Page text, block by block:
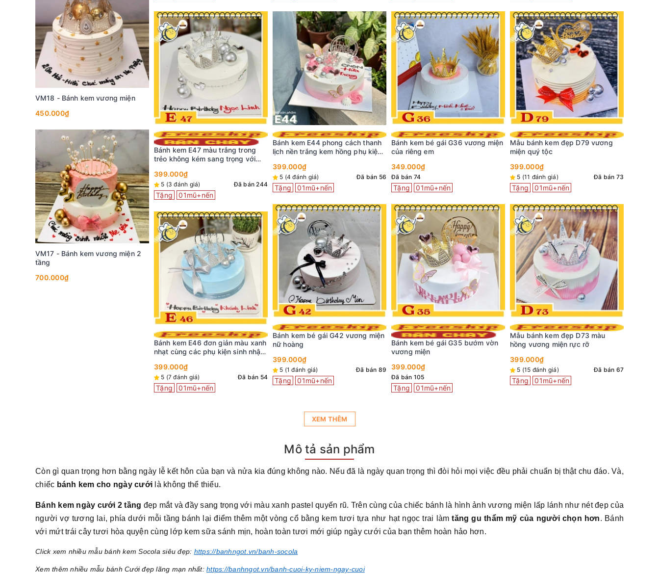
VM18 - Bánh kem vương miện
450.000₫
VM17 - Bánh kem vương miện 2
tầng
700.000₫
Bánh kem E47 màu trắng trong
trẻo không kém sang trọng với
399.000₫
5 (3 đánh giá) Đã bán 244
Tặng 01mũ+nến
Bánh kem E46 đơn giản màu xanh
nhạt cùng các phụ kiện sinh nhật
399.000₫
5 (7 đánh giá) Đã bán 54
Tặng 01mũ+nến
Bánh kem E44 phong cách thanh
lịch nền trắng kem hồng phụ kiện
xinh xắn
399.000₫
5 (4 đánh giá) Đã bán 56
Tặng 01mũ+nến
Bánh kem bé gái G42 vương miện
nữ hoàng
399.000₫
5 (1 đánh giá) Đã bán 89
Tặng 01mũ+nến
Bánh kem bé gái G36 vương miện
của riêng em
349.000₫
Đã bán 74
Tặng 01mũ+nến
Bánh kem bé gái G35 bướm vờn
vương miện
399.000₫
Đã bán 105
Tặng 01mũ+nến
Mẫu bánh kem đẹp D79 vương
miện quý tộc
399.000₫
5 (11 đánh giá) Đã bán 73
Tặng 01mũ+nến
Mẫu bánh kem đẹp D73 màu
hồng vương miện rực rỡ
399.000₫
5 (15 đánh giá) Đã bán 67
Tặng 01mũ+nến
XEM THÊM
Mô tả sản phẩm
Còn gì quan trọng hơn bằng ngày lễ kết hôn của bạn và nửa kia đúng không nào. Nếu đã là ngày quan trọng thì đòi hỏi mọi việc đều phải chuẩn bị thật chu đáo. Và,
chiếc bánh kem cho ngày cưới là không thể thiếu.
Bánh kem ngày cưới 2 tầng đẹp mắt và đầy sang trọng với màu xanh pastel quyến rũ. Trên cùng của chiếc bánh là hình ảnh vương miện lấp lánh như nét đẹp của
người vợ tương lai, phía dưới mỗi tầng bánh lại điểm thêm một vòng cổ bằng kem tươi tựa như hạt ngọc trai làm tăng gu thẩm mỹ của người chọn hơn. Bánh
với mứt trái cây tươi hòa quyện cùng lớp kem sữa sánh mịn, hoàn toàn tươi mới giúp ngày cưới của bạn thêm hoàn hảo hơn.
Click xem nhiều mẫu bánh kem Socola siêu đẹp: https://banhngot.vn/banh-socola
Xem thêm nhiều mẫu bánh Cưới đẹp lãng mạn nhất: https://banhngot.vn/banh-cuoi-ky-niem-ngay-cuoi